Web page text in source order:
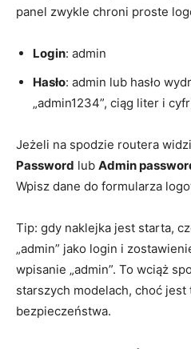
panel zwykle chroni proste
Login: admin
Hasło: admin lub hasło
„admin1234”, ciąg liter i
Jeżeli na spodzie routera
Password lub Admin
Wpisz dane do formularza
Tip: gdy naklejka jest starta,
„admin” jako login i
wpisanie „admin”. To wciąż
starszych modelach, choć
bezpieczeństwa.